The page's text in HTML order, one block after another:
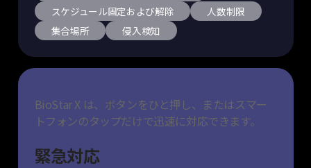
スケジュール固定および解除
人数制限
集合場所
侵入検知
BioStar X は、ボタンをひと押し、またはスマー
トフォンのタップだけで迅速に対応できます。
緊急対応